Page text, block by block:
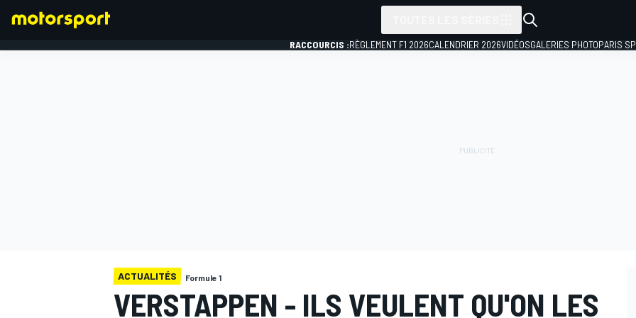
RACCOURCIS :RÈGLEMENT F1 2026CALENDRIER 2026VIDÉOSGALERIES PHOTOPARIS
ACTUALITÉS Formule 1
VERSTAPPEN - ILS VEULENT QU'ON LES